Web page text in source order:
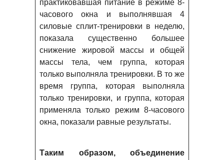
практиковавшая питание в режиме 8-
часового окна и выполнявшая 4
силовые сплит-тренировки в неделю,
показала существенно большее
снижение жировой массы и общей
массы тела, чем группа, которая
только выполняла тренировки. В то же
время группа, которая выполняла
только тренировки, и группа, которая
применяла только режим 8-часового
окна, показали равные результаты.
Таким образом, объединение